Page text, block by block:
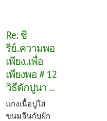
Re: ซี
รีย์..ความพอ
เพียง..เพื่อ
เพียงพอ # 12
วิธีดักปูนา ...
แกงเนื้อปูใส่
ขนมจีนกับผัก